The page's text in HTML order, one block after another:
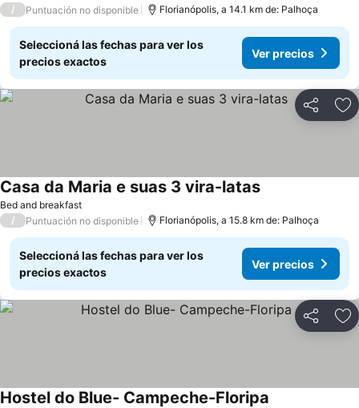
/ Puntuación no disponible Florianópolis, a 14.1 km de: Palhoça
Seleccioná las fechas para ver los
precios exactos
Ver precios
Compartir
Bed and breakfast
Casa da Maria e suas 3 vira-latas
/ Puntuación no disponible Florianópolis, a 15.8 km de: Palhoça
Seleccioná las fechas para ver los
precios exactos
Ver precios
Compartir
Hostel do Blue- Campeche-Floripa